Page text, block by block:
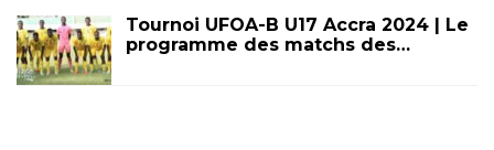
Tournoi UFOA-B U17 Accra 2024 | Le
programme des matchs des…